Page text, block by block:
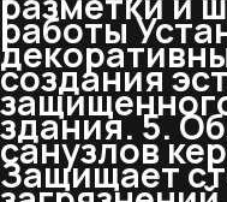
работы
создания
здания. 5.
санузлов
Защищает